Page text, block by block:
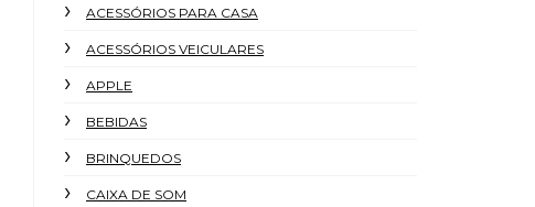
ACESSÓRIOS PARA CASA
ACESSÓRIOS VEICULARES
APPLE
BEBIDAS
BRINQUEDOS
CAIXA DE SOM